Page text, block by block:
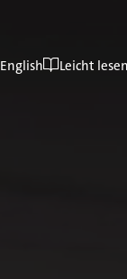
English Leicht lesen